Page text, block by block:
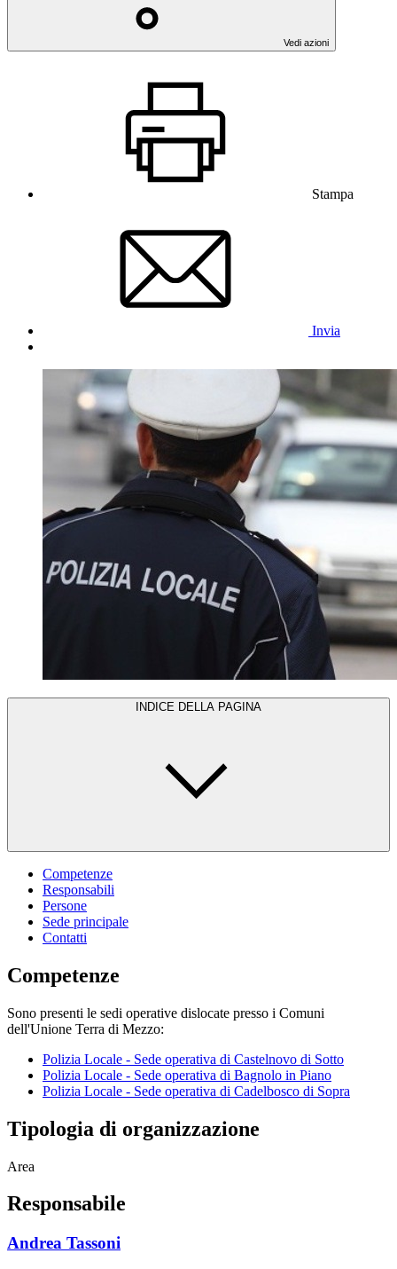
Vedi azioni
Stampa
Invia
INDICE DELLA PAGINA
Competenze
Responsabili
Persone
Sede principale
Contatti
Competenze
Sono presenti le sedi operative dislocate presso i Comuni
dell'Unione Terra di Mezzo:
Polizia Locale - Sede operativa di Castelnovo di Sotto
Polizia Locale - Sede operativa di Bagnolo in Piano
Polizia Locale - Sede operativa di Cadelbosco di Sopra
Tipologia di organizzazione
Area
Responsabile
Andrea Tassoni